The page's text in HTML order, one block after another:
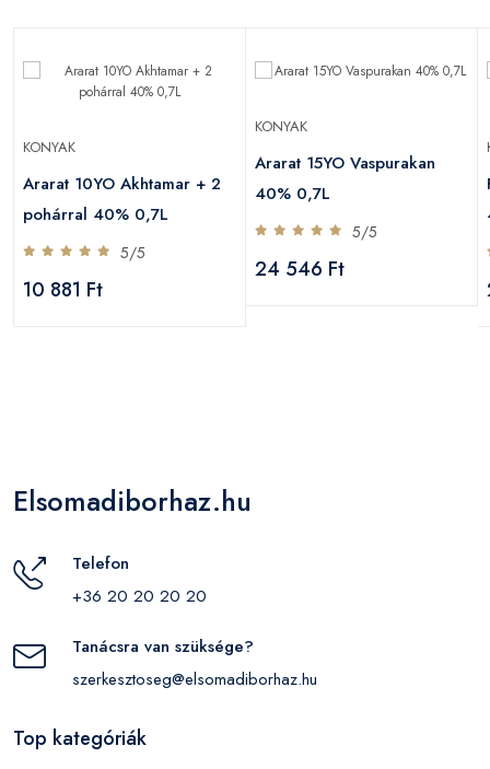
KONYAK
Ararat 10YO Akhtamar + 2
pohárral 40% 0,7L
5/5
10 881 Ft
KONYAK
Ararat 15YO Vaspurakan
40% 0,7L
5/5
24 546 Ft
Elsomadiborhaz.hu
Telefon
+36 20 20 20 20
Tanácsra van szüksége?
szerkesztoseg@elsomadiborhaz.hu
Top kategóriák